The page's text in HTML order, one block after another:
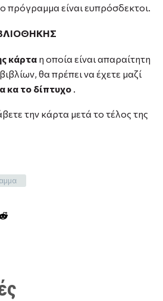
πρόγραμμα είναι ευπρόσδεκτοι.
κάρτα η οποία είναι απαραίτητη
θα πρέπει να έχετε μαζί
κα το δίπτυχο
την κάρτα μετά το τέλος της